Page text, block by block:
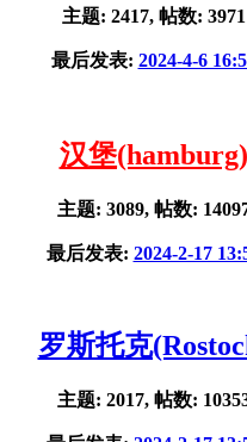
主题: 2417, 帖数: 3971
最后发表: 2024-4-6
汉堡(hamburg)
主题: 3089, 帖数:
最后发表: 2024-2-17
罗斯托克
主题: 2017, 帖数: